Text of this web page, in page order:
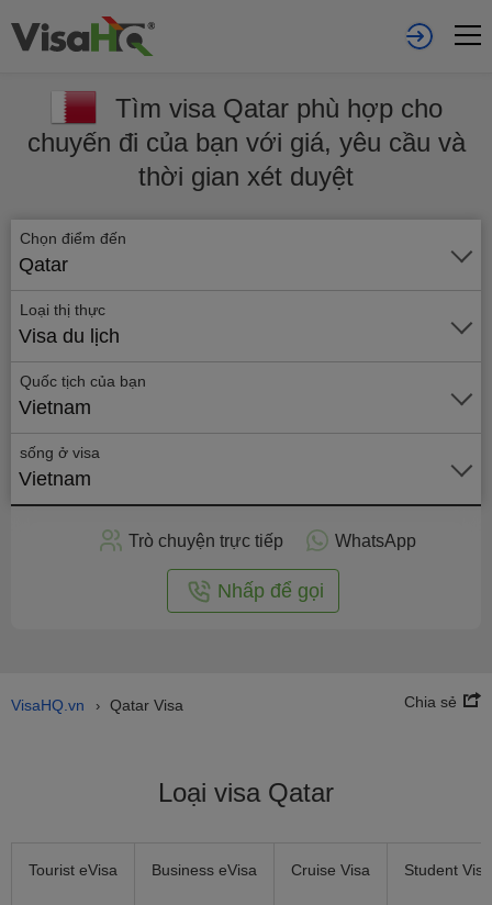
Tìm visa Qatar phù hợp cho
chuyến đi của bạn với giá, yêu cầu và
thời gian xét duyệt
Chọn điểm đến
Qatar
Loại thị thực
Visa du lịch
Quốc tịch của bạn
Vietnam
sống ở visa
Vietnam
Gửi
hồ
Trò chuyện trực tiếp WhatsApp
Nhấp để gọi
VisaHQ.vn › Qatar Visa Chia sẻ
Loại visa Qatar
Tourist eVisa Business eVisa Cruise Visa Student Visa